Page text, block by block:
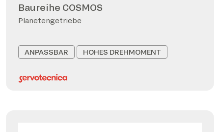
Baureihe COSMOS
Planetengetriebe
ANPASSBAR HOHES DREHMOMENT